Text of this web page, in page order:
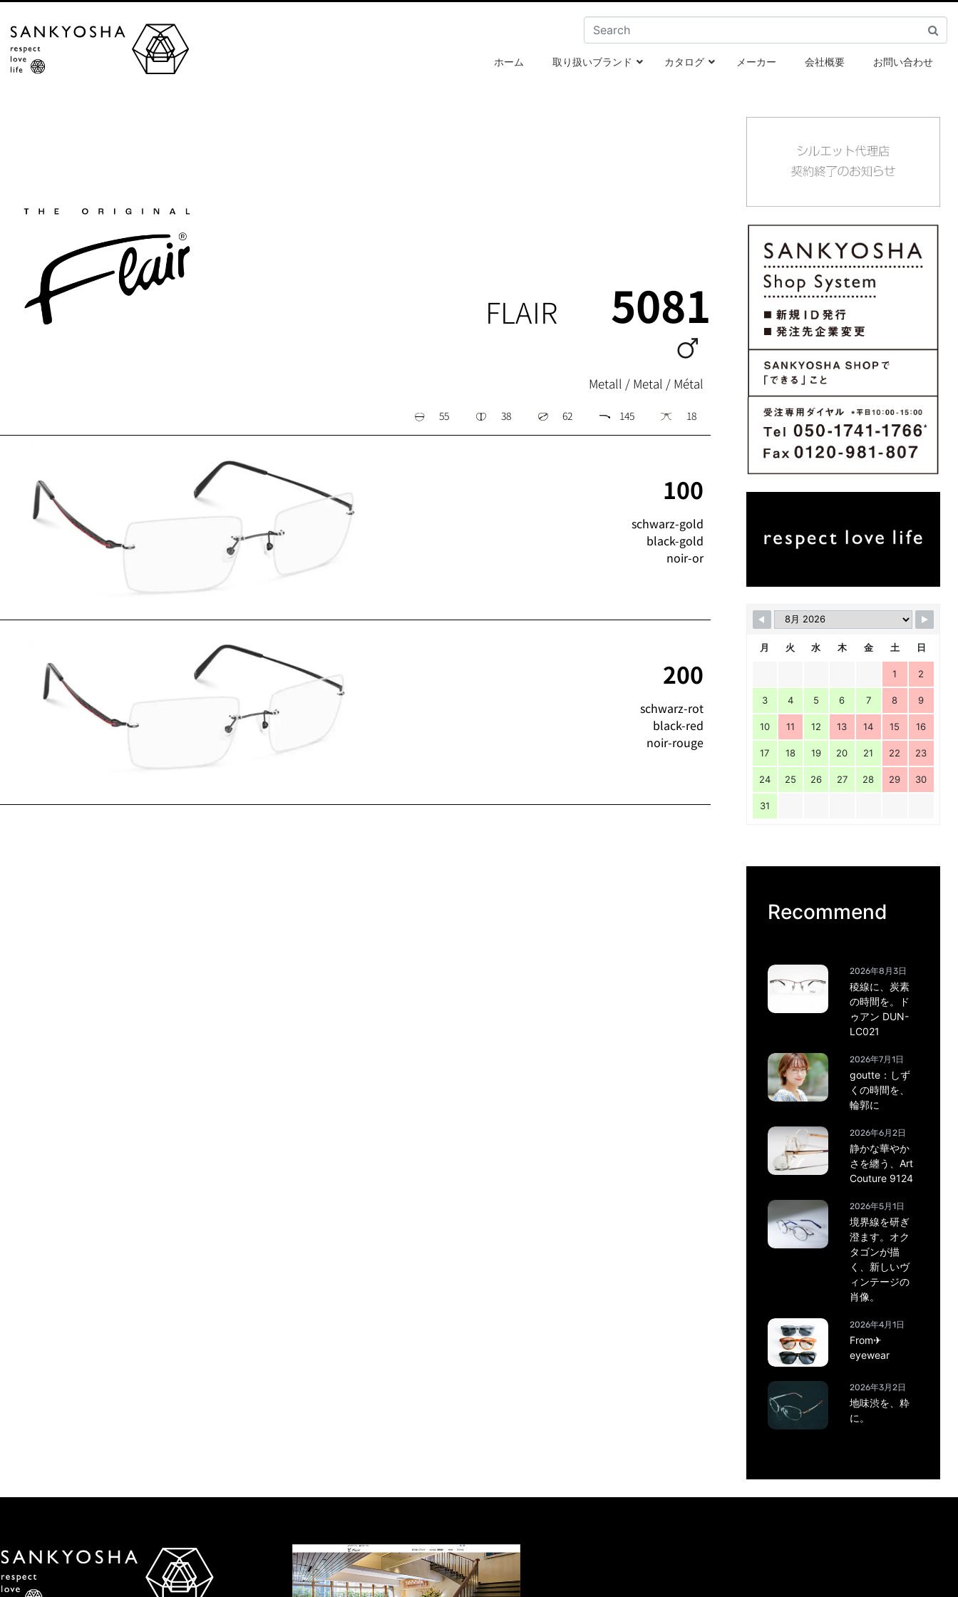
ホーム 取り扱いブランド カタログ メーカー 会社概要 お問い合わせ
FLAIR 5081
Metall / Metal / Métal
55 38 62 145 18
100
schwarz-gold
black-gold
noir-or
200
schwarz-rot
black-red
noir-rouge
月 火 水 木 金 土 日
1 2
3 4 5 6 7 8 9
10 11 12 13 14 15 16
17 18 19 20 21 22 23
24 25 26 27 28 29 30
31
Recommend
2026年8月3日
稜線に、炭素
の時間を。ド
ゥアン DUN-
LC021
2026年7月1日
goutte：しず
くの時間を、
輪郭に
2026年6月2日
静かな華やか
さを纏う、Art
Couture 9124
2026年5月1日
境界線を研ぎ
澄ます。オク
タゴンが描
く、新しいヴ
ィンテージの
肖像。
2026年4月1日
From✈
eyewear
2026年3月2日
地味渋を、粋
に。